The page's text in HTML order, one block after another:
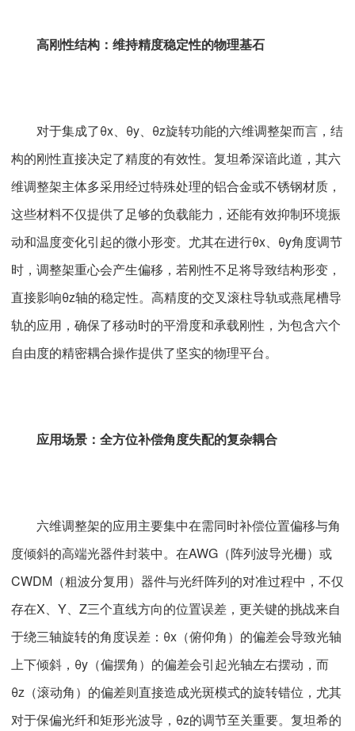
高刚性结构：维持精度稳定性的物理基石
对于集成了θx、θy、θz旋转功能的六维调整架而言，结
构的刚性直接决定了精度的有效性。复坦希深谙此道，其六
维调整架主体多采用经过特殊处理的铝合金或不锈钢材质，
这些材料不仅提供了足够的负载能力，还能有效抑制环境振
动和温度变化引起的微小形变。尤其在进行θx、θy角度调节
时，调整架重心会产生偏移，若刚性不足将导致结构形变，
直接影响θz轴的稳定性。高精度的交叉滚柱导轨或燕尾槽导
轨的应用，确保了移动时的平滑度和承载刚性，为包含六个
自由度的精密耦合操作提供了坚实的物理平台。
应用场景：全方位补偿角度失配的复杂耦合
六维调整架的应用主要集中在需同时补偿位置偏移与角
度倾斜的高端光器件封装中。在AWG（阵列波导光栅）或
CWDM（粗波分复用）器件与光纤阵列的对准过程中，不仅
存在X、Y、Z三个直线方向的位置误差，更关键的挑战来自
于绕三轴旋转的角度误差：θx（俯仰角）的偏差会导致光轴
上下倾斜，θy（偏摆角）的偏差会引起光轴左右摆动，而
θz（滚动角）的偏差则直接造成光斑模式的旋转错位，尤其
对于保偏光纤和矩形光波导，θz的调节至关重要。复坦希的